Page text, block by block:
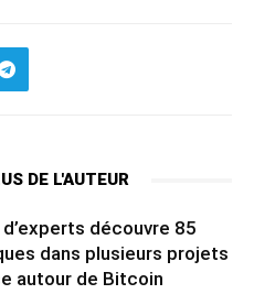
DE L'AUTEUR
découvre 85
dans plusieurs projets
autour de Bitcoin